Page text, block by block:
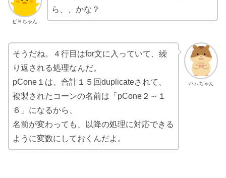
ピヨちゃん
ら、、かな？
ハムちゃん
そうだね。４行目はfor文に入っていて、繰
り返される処理なんだ。
pCone１は、合計１５回duplicateされて、
複製されたコーンの名前は「pCone２～１
６」になるから、
名前が変わっても、以降の処理に対応できる
ように変数にしておくんだよ。